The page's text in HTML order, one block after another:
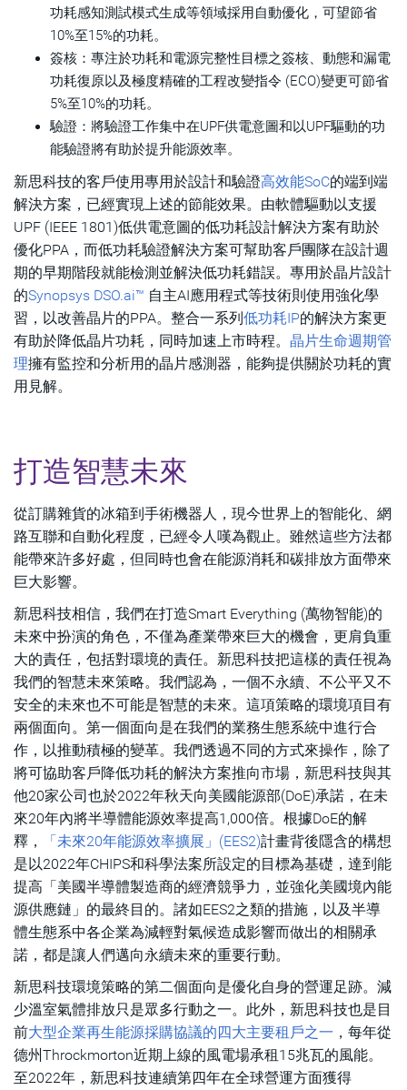
功耗感知測試模式生成等領域採用自動優化，可望節省
10%至15%的功耗。
簽核：專注於功耗和電源完整性目標之簽核、動態和漏電
功耗復原以及極度精確的工程改變指令 (ECO)變更可節省
5%至10%的功耗。
驗證：將驗證工作集中在UPF供電意圖和以UPF驅動的功
能驗證將有助於提升能源效率。
新思科技的客戶使用專用於設計和驗證高效能SoC的端到端
解決方案，已經實現上述的節能效果。由軟體驅動以支援
UPF (IEEE 1801)低供電意圖的低功耗設計解決方案有助於
優化PPA，而低功耗驗證解決方案可幫助客戶團隊在設計週
期的早期階段就能檢測並解決低功耗錯誤。專用於晶片設計
的Synopsys DSO.ai™ 自主AI應用程式等技術則使用強化學
習，以改善晶片的PPA。整合一系列低功耗IP的解決方案更
有助於降低晶片功耗，同時加速上市時程。 晶片生命週期管
理擁有監控和分析用的晶片感測器，能夠提供關於功耗的實
用見解。
打造智慧未來
從訂購雜貨的冰箱到手術機器人，現今世界上的智能化、網
路互聯和自動化程度，已經令人嘆為觀止。雖然這些方法都
能帶來許多好處，但同時也會在能源消耗和碳排放方面帶來
巨大影響。
新思科技相信，我們在打造Smart Everything (萬物智能)的
未來中扮演的角色，不僅為產業帶來巨大的機會，更肩負重
大的責任，包括對環境的責任。新思科技把這樣的責任視為
我們的智慧未來策略。我們認為，一個不永續、不公平又不
安全的未來也不可能是智慧的未來。這項策略的環境項目有
兩個面向。第一個面向是在我們的業務生態系統中進行合
作，以推動積極的變革。我們透過不同的方式來操作，除了
將可協助客戶降低功耗的解決方案推向市場，新思科技與其
他20家公司也於2022年秋天向美國能源部(DoE)承諾，在未
來20年內將半導體能源效率提高1,000倍。根據DoE的解
釋，
「未來20年能源效率擴展」(EES2)計畫背後隱含的構想
是以2022年CHIPS和科學法案所設定的目標為基礎，達到能
提高「美國半導體製造商的經濟競爭力，並強化美國境內能
源供應鏈」的最終目的。諸如EES2之類的措施，以及半導
體生態系中各企業為減輕對氣候造成影響而做出的相關承
諾，都是讓人們邁向永續未來的重要行動。
新思科技環境策略的第二個面向是優化自身的營運足跡。減
少溫室氣體排放只是眾多行動之一。此外，新思科技也是目
前大型企業再生能源採購協議的四大主要租戶之一 ，每年從
德州Throckmorton近期上線的風電場承租15兆瓦的風能。
至2022年，新思科技連續第四年在全球營運方面獲得